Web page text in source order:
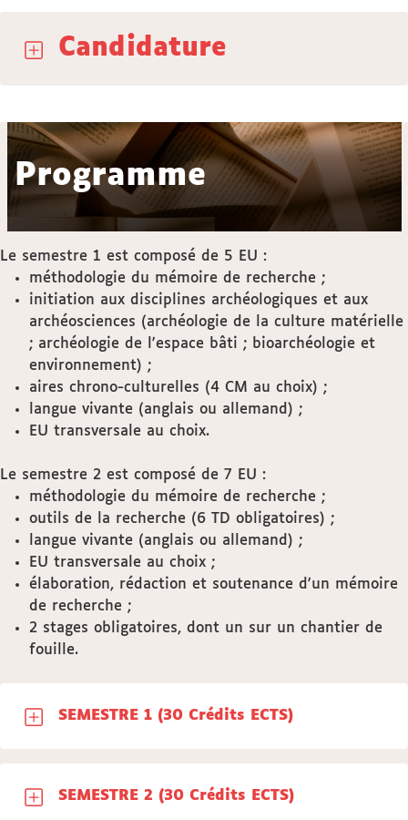
Candidature
Programme
Le semestre 1 est composé de 5 EU :
méthodologie du mémoire de recherche ;
initiation aux disciplines archéologiques et aux
archéosciences (archéologie de la culture matérielle
; archéologie de l'espace bâti ; bioarchéologie et
environnement) ;
aires chrono-culturelles (4 CM au choix) ;
langue vivante (anglais ou allemand) ;
EU transversale au choix.
Le semestre 2 est composé de 7 EU :
méthodologie du mémoire de recherche ;
outils de la recherche (6 TD obligatoires) ;
langue vivante (anglais ou allemand) ;
EU transversale au choix ;
élaboration, rédaction et soutenance d'un mémoire
de recherche ;
2 stages obligatoires, dont un sur un chantier de
fouille.
SEMESTRE 1 (30 Crédits ECTS)
SEMESTRE 2 (30 Crédits ECTS)